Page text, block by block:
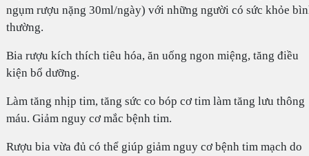
ngụm rượu nặng 30ml/ngày) với những người có sức khỏe
thường.
Bia rượu kích thích tiêu hóa, ăn uống ngon miệng, tăng điều
kiện bổ dưỡng.
Làm tăng nhịp tim, tăng sức co bóp cơ tim làm tăng lưu thông
máu. Giảm nguy cơ mắc bệnh tim.
Rượu bia vừa đủ có thể giúp giảm nguy cơ bệnh tim mạch do